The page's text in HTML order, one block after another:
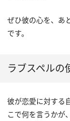
ぜひ彼の心を、あ
です。
ラブスペルの
彼が恋愛に対する
こで何を言うかが